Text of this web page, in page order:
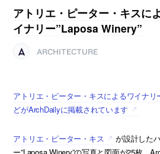
アトリエ・ピーター・キスに
イナリー”Laposa Winery”
ARCHITECTURE
アトリエ・ピーター・キスによるワイナリ
どがArchDailyに掲載されています
アトリエ・ピーター・キス
が設計した